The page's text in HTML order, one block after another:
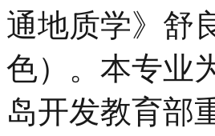
通地质学》舒
色）。本专业
岛开发教育部